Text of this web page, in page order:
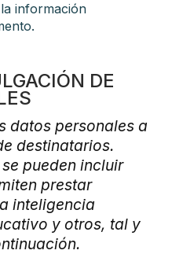
información
DE
datos personales a
destinatarios.
pueden incluir
prestar
inteligencia
y otros, tal y